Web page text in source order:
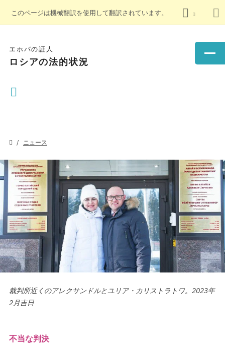
このページは機械翻訳を使用して翻訳されています。
エホバの証人
ロシアの法的状況
ニュース
裁判所近くのアレクサンドルとユリア・カリストラトワ。2023年
2月吉日
不当な判決